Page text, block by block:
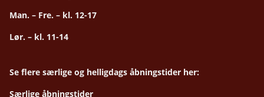
Man. – Fre. – kl. 12-17
Lør. – kl. 11-14
Se flere særlige og helligdags åbningstider her:
Særlige åbningstider